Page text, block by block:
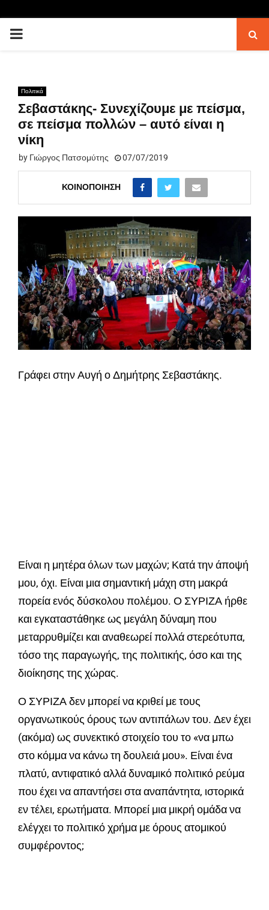
PRIMARY
Πολιτικά
Σεβαστάκης- Συνεχίζουμε με πείσμα,
σε πείσμα πολλών – αυτό είναι η
νίκη
by Γιώργος Πατσομύτης 07/07/2019
ΚΟΙΝΟΠΟΊΗΣΗ
Γράφει στην Αυγή ο Δημήτρης Σεβαστάκης.
Είναι η μητέρα όλων των μαχών; Κατά την άποψή
μου, όχι. Είναι μια σημαντική μάχη στη μακρά
πορεία ενός δύσκολου πολέμου. Ο ΣΥΡΙΖΑ ήρθε
και εγκαταστάθηκε ως μεγάλη δύναμη που
μεταρρυθμίζει και αναθεωρεί πολλά στερεότυπα,
τόσο της παραγωγής, της πολιτικής, όσο και της
διοίκησης της χώρας.
Ο ΣΥΡΙΖΑ δεν μπορεί να κριθεί με τους
οργανωτικούς όρους των αντιπάλων του. Δεν έχει
(ακόμα) ως συνεκτικό στοιχείο του το «να μπω
στο κόμμα να κάνω τη δουλειά μου». Είναι ένα
πλατύ, αντιφατικό αλλά δυναμικό πολιτικό ρεύμα
που έχει να απαντήσει στα αναπάντητα, ιστορικά
εν τέλει, ερωτήματα. Μπορεί μια μικρή ομάδα να
ελέγχει το πολιτικό χρήμα με όρους ατομικού
συμφέροντος;